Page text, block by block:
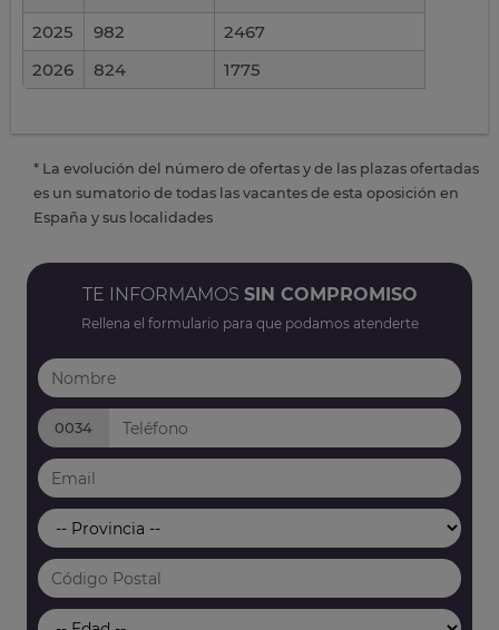
2025
982
2467
2026
824 1775
* La evolución del número de ofertas y de las plazas ofertadas
es un sumatorio de todas las vacantes de esta oposición en
España y sus localidades
TE INFORMAMOS SIN COMPROMISO
Rellena el formulario para que podamos atenderte
0034